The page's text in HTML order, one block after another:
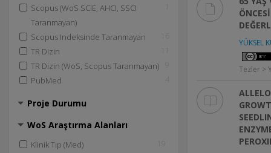
Scopus (WoS SCIE, AHCI, SSCI
Taranmayan)
Scopus Indeksinde Taranmayan
TR Dizin
TR Dizin (WoS, Scopus Taranmayan)
PubMed
Proje Durumu
WoS Araştırma Alanları
Klinik Tıp (Med)
YÜKSEL
Tezler >